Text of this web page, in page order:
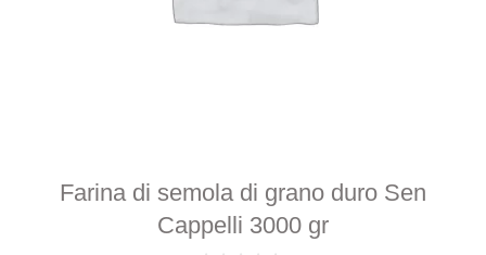
Farina di semola di grano duro Sen
Cappelli 3000 gr